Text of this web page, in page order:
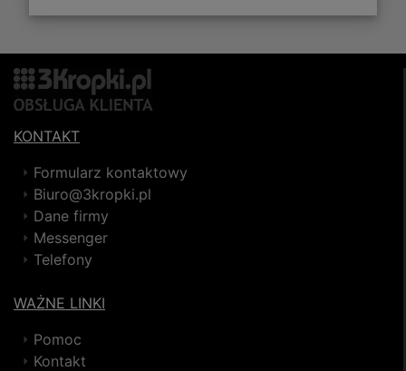
KONTAKT
Formularz kontaktowy
Biuro@3kropki.pl
Dane firmy
Messenger
Telefony
WAŻNE LINKI
Pomoc
Kontakt